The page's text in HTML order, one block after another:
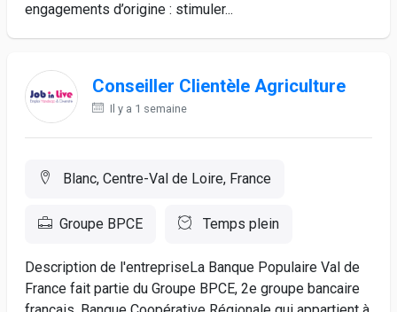
engagements d’origine : stimuler...
Conseiller Clientèle Agriculture
Il y a 1 semaine
Blanc, Centre-Val de Loire, France
Groupe BPCE Temps plein
Description de l'entrepriseLa Banque Populaire Val de
France fait partie du Groupe BPCE, 2e groupe bancaire